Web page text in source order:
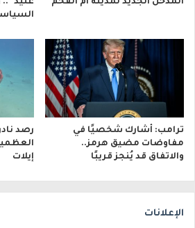
المدخل الجديد لمدينة أم الفحم
عتيد”..
ترامب: أشارك شخصيًا في
مفاوضات مضيق هرمز..
والاتفاق قد يُنجز قريبًا
رصد
إيلات
الإعلانات